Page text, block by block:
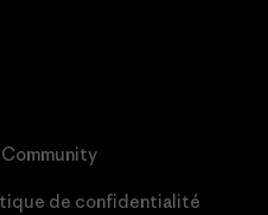
de confidentialité